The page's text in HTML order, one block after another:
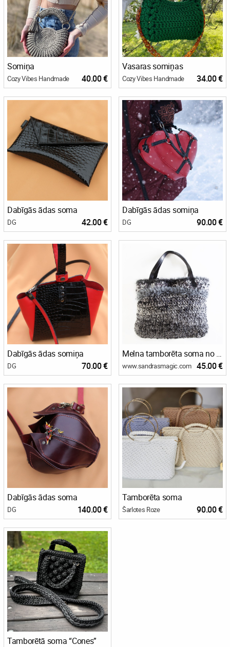
Somiņa
Cozy Vibes Handmade 40.00 €
Vasaras somiņas
Cozy Vibes Handmade 34.00 €
Dabīgās ādas soma
DG 42.00 €
Dabīgās ādas somiņa
DG 90.00 €
Dabīgās ādas somiņa
DG 70.00 €
Melna tamborēta soma no biezas efektdzijas
www.sandrasmagic.com 45.00 €
Dabīgās ādas soma
DG 140.00 €
Tamborēta soma
Šarlotes Roze 90.00 €
Tamborētā soma “Cones”